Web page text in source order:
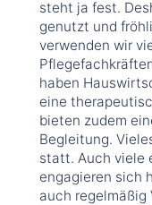
steht ja fest.
genutzt und
verwenden wir
haben
eine
bieten zudem
Begleitung.
statt. Auch viele
engagieren sich
auch